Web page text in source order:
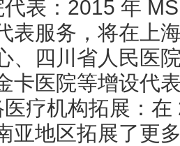
表：2015 年
表服务，将在上
、四 川省人民医
卡医院等增设代
疗机构拓展：
亚地区拓展了更